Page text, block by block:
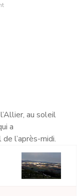
au soleil
a
l’après-midi.